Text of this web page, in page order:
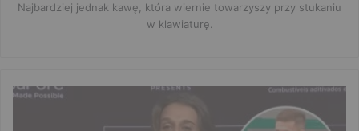
Najbardziej jednak kawę, która wiernie towarzyszy przy stukaniu
w klawiaturę.